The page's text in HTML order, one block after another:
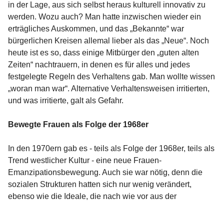
in der Lage, aus sich selbst heraus kulturell innovativ zu
werden. Wozu auch? Man hatte inzwischen wieder ein
erträgliches Auskommen, und das „Bekannte“ war
bürgerlichen Kreisen allemal lieber als das „Neue“. Noch
heute ist es so, dass einige Mitbürger den „guten alten
Zeiten“ nachtrauern, in denen es für alles und jedes
festgelegte Regeln des Verhaltens gab. Man wollte wissen
„woran man war“. Alternative Verhaltensweisen irritierten,
und was irritierte, galt als Gefahr.
Bewegte Frauen als Folge der 1968er
In den 1970ern gab es - teils als Folge der 1968er, teils als
Trend westlicher Kultur - eine neue Frauen-
Emanzipationsbewegung. Auch sie war nötig, denn die
sozialen Strukturen hatten sich nur wenig verändert,
ebenso wie die Ideale, die nach wie vor aus der